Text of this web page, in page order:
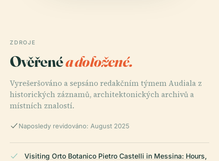
ZDROJE
Ověřenéa doložené.
Vyrešeršováno a sepsáno redakčním týmem Audiala z
historických záznamů, architektonických archivů a
místních znalostí.
Naposledy revidováno: August 2025
Visiting Orto Botanico Pietro Castelli in Messina: Hours,